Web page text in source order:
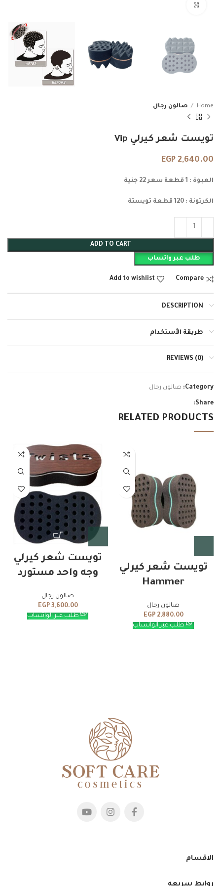
Home صالون رجال
تويست شعر كيرلي Vip
EGP 2,640.00
العبوة : 1 قطعة سعر 22 جنية
الكرتونة : 120 قطعة تويستة
ADD TO CART
طلب عبر واتساب
Compare
Add to wishlist
DESCRIPTION
REVIEWS (0)
طريقة الأستخدام
Category: صالون رجال
Share:
RELATED PRODUCTS
تويست شعر كيرلي
Hammer
صالون رجال
EGP2,880.00
طلب عبر الواتساب
تويست شعر كيرلي
وجه واحد مستورد
صالون رجال
EGP3,600.00
طلب عبر الواتساب
الاقسام